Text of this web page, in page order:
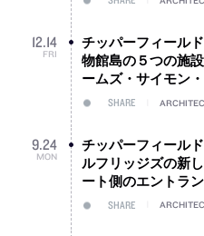
12.14
FRI
チッパーフィール
物館島の５つの施
ームズ・サイモン
SHARE
9.24
MON
チッパーフィール
ルフリッジズの新
ート側のエントラ
SHARE